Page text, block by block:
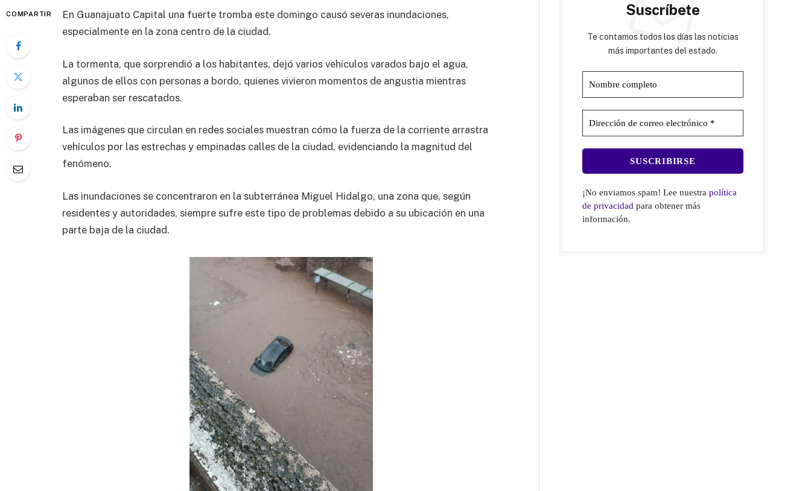
COMPARTIR
En Guanajuato Capital una fuerte tromba este domingo causó severas inundaciones,
especialmente en la zona centro de la ciudad.
La tormenta, que sorprendió a los habitantes, dejó varios vehículos varados bajo el agua,
algunos de ellos con personas a bordo, quienes vivieron momentos de angustia mientras
esperaban ser rescatados.
Las imágenes que circulan en redes sociales muestran cómo la fuerza de la corriente arrastra
vehículos por las estrechas y empinadas calles de la ciudad, evidenciando la magnitud del
fenómeno.
Las inundaciones se concentraron en la subterránea Miguel Hidalgo, una zona que, según
residentes y autoridades, siempre sufre este tipo de problemas debido a su ubicación en una
parte baja de la ciudad.
Suscríbete
Te contamos todos los días las noticias
más importantes del estado.
¡No enviamos spam! Lee nuestrapolítica
de privacidad para obtener más
información.